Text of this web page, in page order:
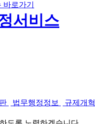
로가기
법무행정정보 규제개혁